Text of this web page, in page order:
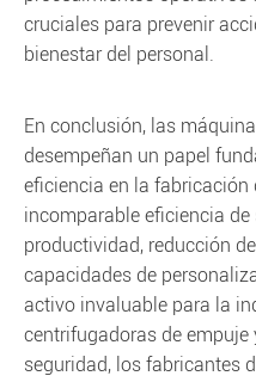
cruciales para prevenir
bienestar del personal.
En conclusión, las
desempeñan un papel
eficiencia en la
incomparable eficiencia
productividad, reducción
capacidades de
activo invaluable para la
centrifugadoras de
seguridad, los fabricantes